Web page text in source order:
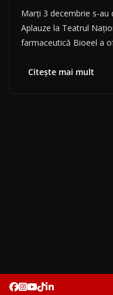
Marți 3 decembrie s-au
Aplauze la Teatrul
farmaceutică Bioeel a
Citește mai mult